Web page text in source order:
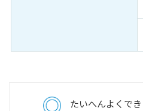
たいへんよくで